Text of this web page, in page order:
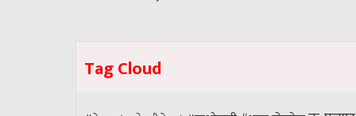
Tag Cloud